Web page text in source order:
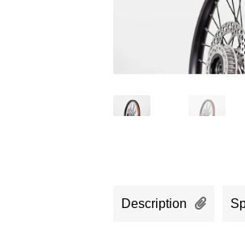
Description